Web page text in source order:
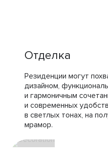
Отделка
Резиденции могут
дизайном,
и гармоничным
и современных
в светлых тонах, на
мрамор.